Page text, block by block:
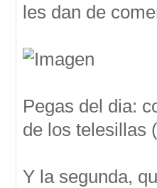
les dan de
Pegas del dia:
de los telesillas
Y la segunda,